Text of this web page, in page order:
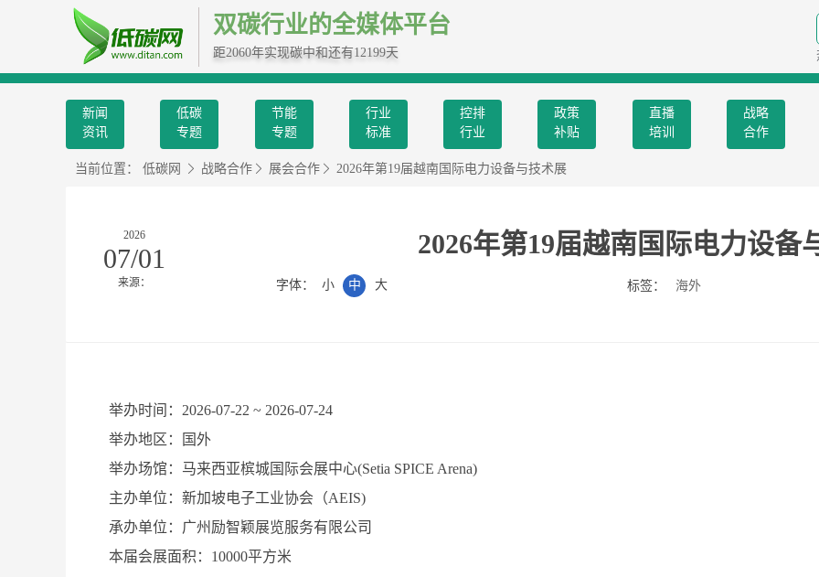
双碳行业的全媒体平台
距2060年实现碳中和还有12199天
新闻
资讯
低碳
专题
节能
专题
行业
标准
控排
行业
政策
补贴
直播
培训
战略
合作
当前位置： 低碳网 战略合作 展会合作 2026年第19届越南国际电力设备与技术展
2026
07/01
来源：
2026年第19届越南国际电力设备
字体： 小 中 大 标签： 海外
举办时间： 2026-07-22 ~ 2026-07-24
举办地区：
国外
举办场馆： 马来西亚槟城国际会展中心(Setia SPICE Arena)
主办单位： 新加坡电子工业协会（AEIS)
承办单位： 广州励智颖展览服务有限公司
本届会展面积： 10000平方米